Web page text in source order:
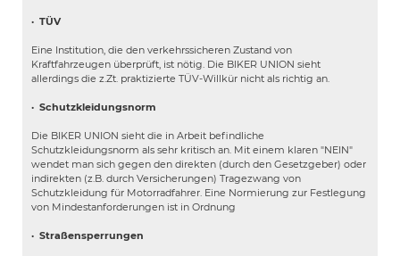
· TÜV
Eine Institution, die den verkehrssicheren Zustand von
Kraftfahrzeugen überprüft, ist nötig. Die BIKER UNION sieht
allerdings die z.Zt. praktizierte TÜV-Willkür nicht als richtig an.
· Schutzkleidungsnorm
Die BIKER UNION sieht die in Arbeit befindliche
Schutzkleidungsnorm als sehr kritisch an. Mit einem klaren "NEIN"
wendet man sich gegen den direkten (durch den Gesetzgeber) oder
indirekten (z.B. durch Versicherungen) Tragezwang von
Schutzkleidung für Motorradfahrer. Eine Normierung zur Festlegung
von Mindestanforderungen ist in Ordnung
· Straßensperrungen